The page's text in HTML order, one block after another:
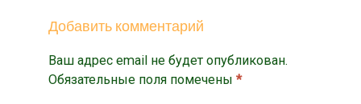
Добавить комментарий
Ваш адрес email не будет опубликован.
Обязательные поля помечены *